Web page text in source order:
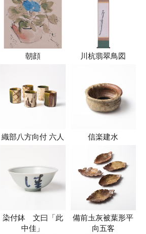
朝顔 川杭翡翠鳥図
織部八方向付 六人 信楽建水
染付鉢 文曰「此
中佳」
備前圡灰被葉形平
向五客